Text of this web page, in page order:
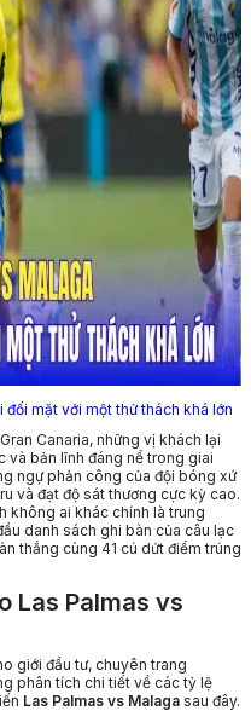
mặt với một thử thách khá lớn
Canaria, những vị khách lại
và bản lĩnh đáng nể trong giai
ngự phản công của đội bóng xứ
và đạt độ sát thương cực kỳ cao.
không ai khác chính là trung
danh sách ghi bàn của câu lạc
thắng cùng 41 cú dứt điểm trúng
Las Palmas vs
giới đầu tư, chuyên trang
phân tích chi tiết về các tỷ lệ
Las Palmas vs Malaga sau đây.